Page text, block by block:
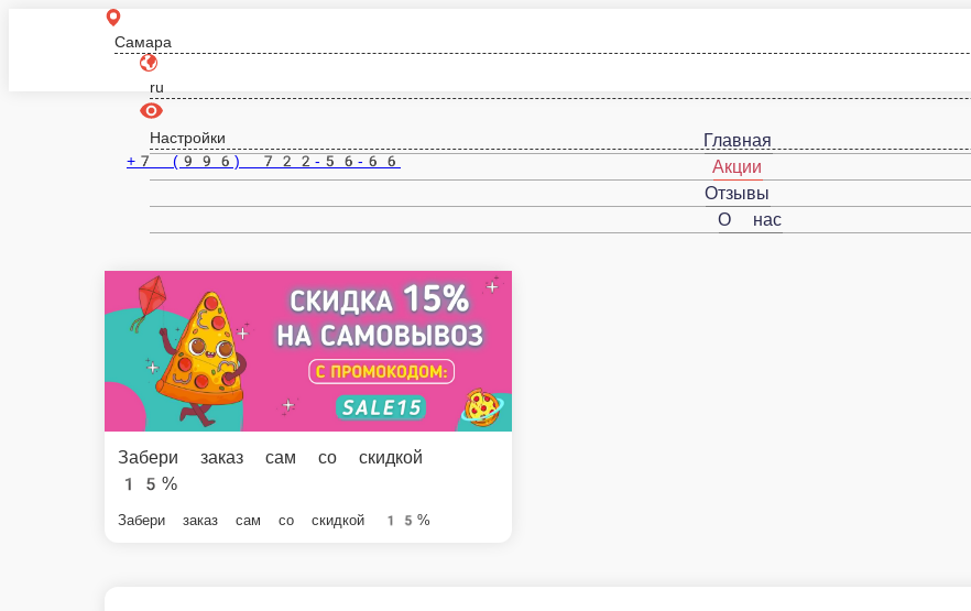
Самара
ru
Настройки
+7 (996) 722-56-66
Главная
Акции
Отзывы
О нас
Забери заказ сам со скидкой 15%
Забери заказ сам со скидкой 15%